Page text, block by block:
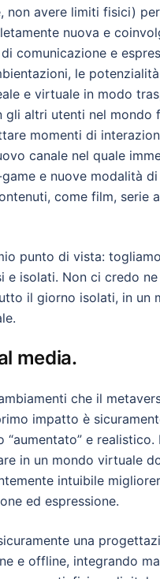
non avere limiti fisici)
nuova e
comunicazione e
le
e virtuale in modo
altri utenti nel mondo
momenti di
canale nel quale
e nuove modalità
come film, serie
punto di vista:
e isolati. Non ci credo
il giorno isolati, in un
media.
che il
impatto è
e
in un mondo virtuale
intuibile
ed espressione.
una
e offline, integrando